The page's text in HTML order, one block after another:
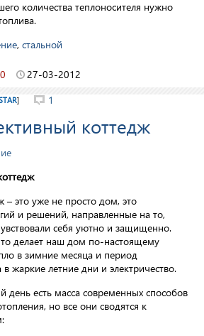
количества теплоносителя нужно
, стальной
0 27-03-2012
] 1
коттедж
это уже не просто дом, это
и решений, направленные на то,
себя уютно и защищенно.
делает наш дом по-настоящему
в зимние месяца и период
жаркие летние дни и электричество.
день есть масса современных способов
но все они сводятся к